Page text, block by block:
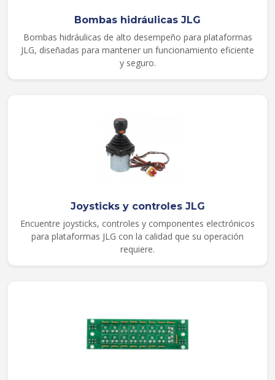
Bombas hidráulicas JLG
Bombas hidráulicas de alto desempeño para plataformas
JLG, diseñadas para mantener un funcionamiento eficiente
y seguro.
Joysticks y controles JLG
Encuentre joysticks, controles y componentes electrónicos
para plataformas JLG con la calidad que su operación
requiere.